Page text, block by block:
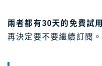
兩者都有30天的免費試用
再決定要不要繼續訂閱。